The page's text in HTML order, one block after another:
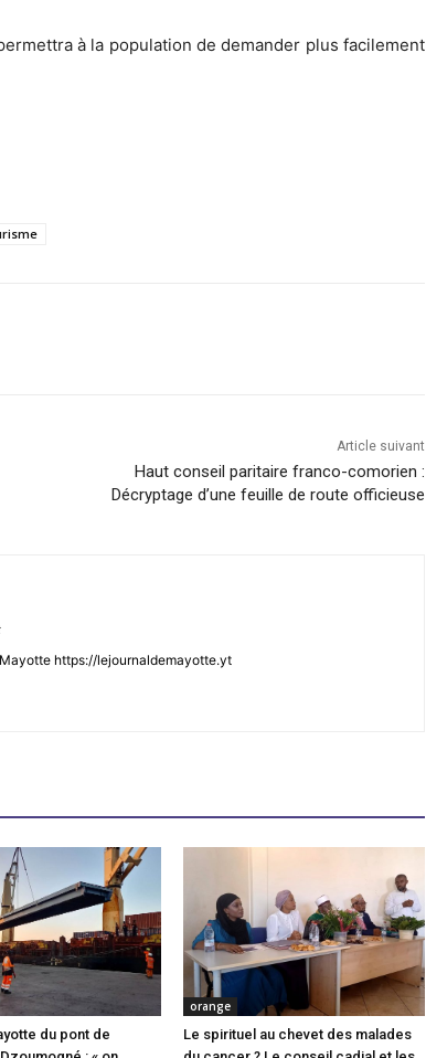
à la population de demander plus facilement
Article suivant
Haut conseil paritaire franco-comorien :
Décryptage d’une feuille de route officieuse
https://lejournaldemayotte.yt
du pont de
orange
Le spirituel au chevet des malades